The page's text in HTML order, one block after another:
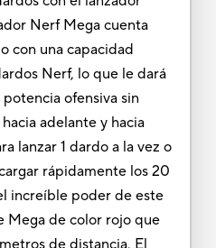
Nerf Mega cuenta
con una capacidad
Nerf, lo que le dará
ofensiva sin
adelante y hacia
lanzar 1 dardo a la vez o
rápidamente los 20
increíble poder de este
Mega de color rojo que
de distancia. El